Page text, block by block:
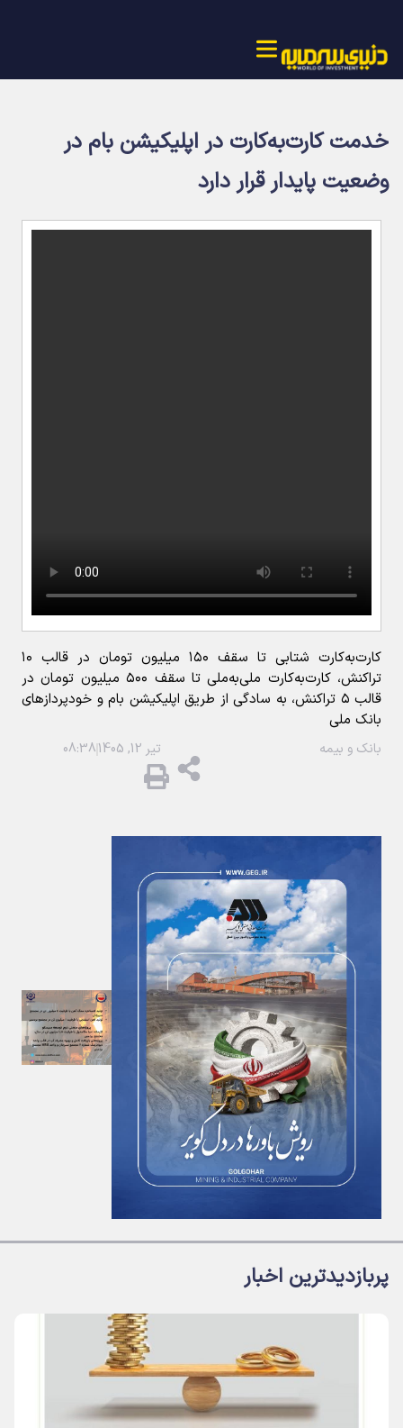
خدمت کارت‌به‌کارت در اپلیکیشن بام در
وضعیت پایدار قرار دارد
کارت‌به‌کارت شتابی تا سقف ۱۵۰ میلیون تومان در قالب ۱۰
تراکنش، کارت‌به‌کارت ملی‌به‌ملی تا سقف ۵۰۰ میلیون تومان در
قالب ۵ تراکنش، به سادگی از طریق اپلیکیشن بام و خودپردازهای
بانک ملی
بانک و بیمه تیر 12, 1405 08:38
پربازدیدترین اخبار